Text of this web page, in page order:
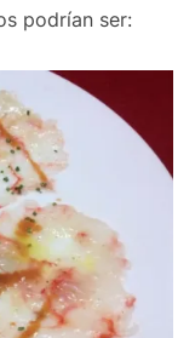
podrían ser: